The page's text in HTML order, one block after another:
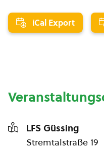
iCal Export
LFS Güssing
Stremtalstraße 19